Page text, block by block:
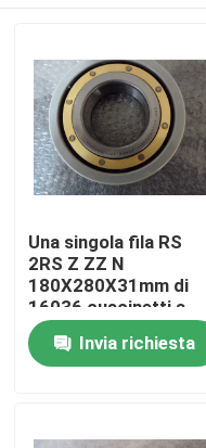
Casa
Prodotti
Una singola fila RS
2RS Z ZZ N
180X280X31mm di
16036 cuscinetti a
sfera sottili della
parete MC3Invia richiesta